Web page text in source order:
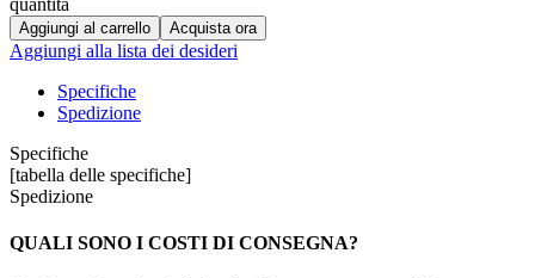
Aggiungi al carrello Acquista ora
Aggiungi alla lista dei desideri
Specifiche
Spedizione
Specifiche
[tabella delle specifiche]
Spedizione
QUALI SONO I COSTI DI CONSEGNA?